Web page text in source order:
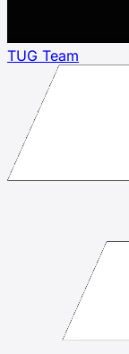
TUG Team